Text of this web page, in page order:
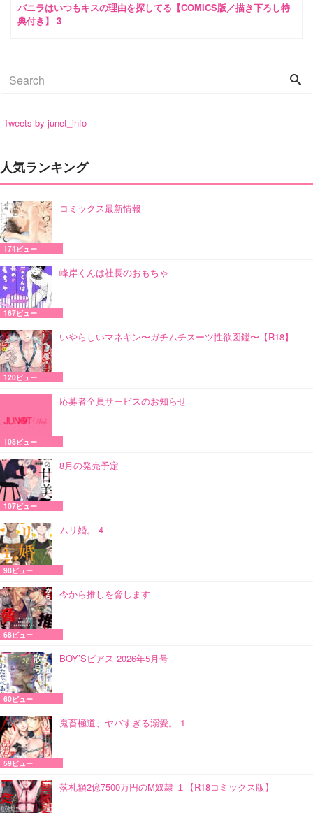
バニラはいつもキスの理由を探してる【COMICS版／描き下ろし特
典付き】 3
Tweets by junet_info
人気ランキング
コミックス最新情報
174ビュー
峰岸くんは社長のおもちゃ
167ビュー
いやらしいマネキン〜ガチムチスーツ性欲図鑑〜【R18】
120ビュー
応募者全員サービスのお知らせ
108ビュー
8月の発売予定
107ビュー
ムリ婚。 4
98ビュー
今から推しを脅します
68ビュー
BOY’Sピアス 2026年5月号
60ビュー
鬼畜極道、ヤバすぎる溺愛。 1
59ビュー
落札額2億7500万円のM奴隷 １【R18コミックス版】